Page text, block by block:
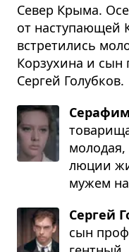
Север Крыма.
от наступающей
встретились
Корзухина и сын
Сергей Голубков.
лю­ции
мужем
Сергей
сын